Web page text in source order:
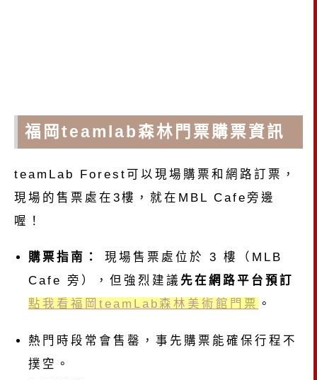
福岡teamlab森林門票購票資訊
teamLab Forest可以現場購票和網路訂票，
現場的售票處在3樓，就在MBL Cafe旁邊
喔！
購票指南：
現場售票處位於 3 樓（MLB
Cafe 旁），但強烈建議 先在網路平台預訂
點我看福岡teamLab森林美術館門票 。
熱門時段常會售罄，事先購票能確保行程不
撲空。